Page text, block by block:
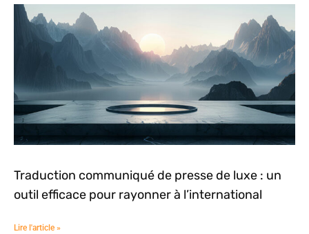
Traduction communiqué de presse de luxe : un
outil efficace pour rayonner à l’international
Lire l'article »